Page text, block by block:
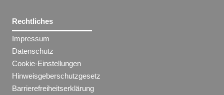
Rechtliches
Impressum
Datenschutz
Cookie-Einstellungen
Hinweisgeberschutzgesetz
Barrierefreiheitserklärung